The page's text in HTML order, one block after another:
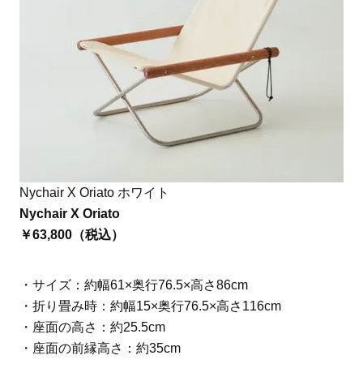
Nychair X Oriato ホワイト
Nychair X Oriato
￥63,800（税込）
・サイズ：約幅61×奥行76.5×高さ86cm
・折り畳み時：約幅15×奥行76.5×高さ116cm
・座面の高さ：約25.5cm
・座面の前縁高さ：約35cm